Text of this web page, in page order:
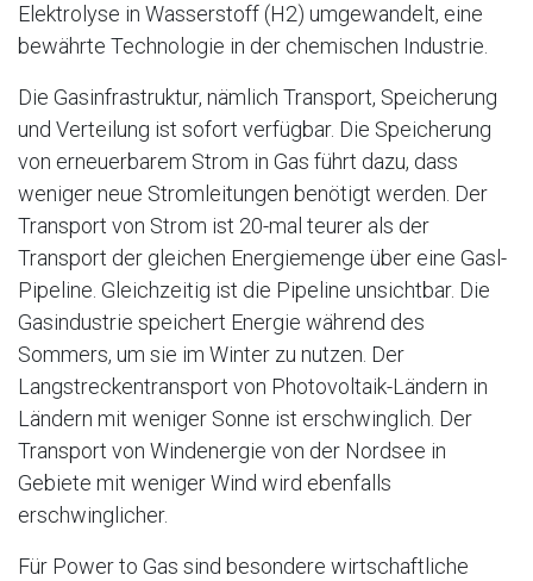
Elektrolyse in Wasserstoff (H2) umgewandelt, eine
bewährte Technologie in der chemischen Industrie.
Die Gasinfrastruktur, nämlich Transport, Speicherung
und Verteilung ist sofort verfügbar. Die Speicherung
von erneuerbarem Strom in Gas führt dazu, dass
weniger neue Stromleitungen benötigt werden. Der
Transport von Strom ist 20-mal teurer als der
Transport der gleichen Energiemenge über eine Gasl-
Pipeline. Gleichzeitig ist die Pipeline unsichtbar. Die
Gasindustrie speichert Energie während des
Sommers, um sie im Winter zu nutzen. Der
Langstreckentransport von Photovoltaik-Ländern in
Ländern mit weniger Sonne ist erschwinglich. Der
Transport von Windenergie von der Nordsee in
Gebiete mit weniger Wind wird ebenfalls
erschwinglicher.
Für Power to Gas sind besondere wirtschaftliche